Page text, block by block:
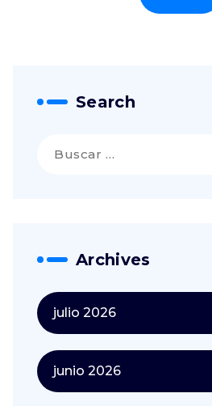
Search
Archives
julio 2026
junio 2026